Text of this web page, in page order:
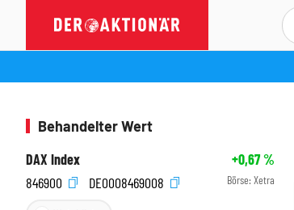
Behandelter Wert
DAX Index
+0,67%
846900
DE0008469008 Börse: Xetra